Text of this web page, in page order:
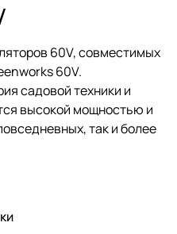
60V, совместимых
60V.
садовой техники и
высокой мощностью и
так и более